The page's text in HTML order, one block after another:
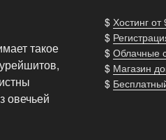
такое
овечьей
$ Хостинг от
$
$ Облачные
$ Магазин
$